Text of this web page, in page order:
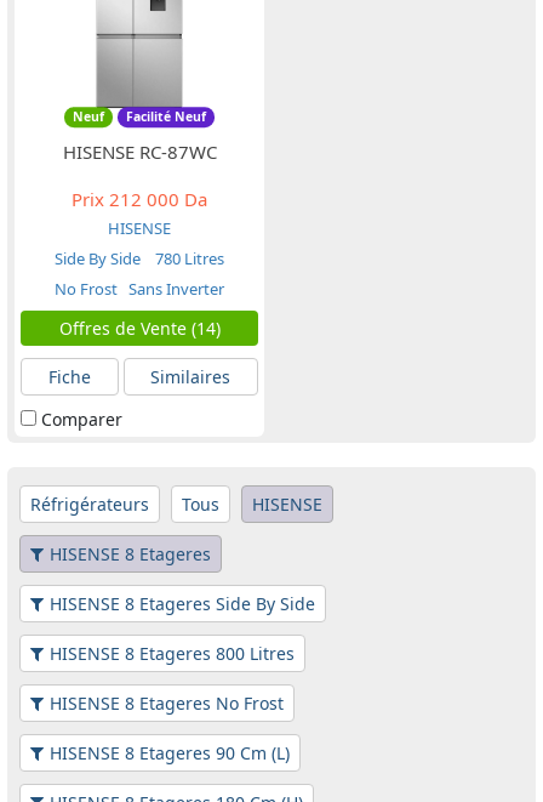
Neuf Facilité Neuf
HISENSE RC-87WC
Prix 212 000 Da
HISENSE
Side By Side
780 Litres
No Frost Sans Inverter
Offres de Vente (14)
Fiche
Similaires
Comparer
Réfrigérateurs Tous HISENSE
HISENSE 8 Etageres
HISENSE 8 Etageres Side By Side
HISENSE 8 Etageres 800 Litres
HISENSE 8 Etageres No Frost
HISENSE 8 Etageres 90 Cm (L)